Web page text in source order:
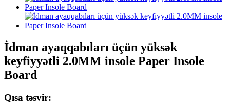
İdman ayaqqabıları üçün yüksək
keyfiyyətli 2.0MM insole Paper Insole
Board
Qısa təsvir: